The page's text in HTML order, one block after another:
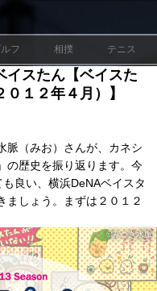
フ 相撲 テニス
スたん【ベイスた
１２年４月）】
脈（みお）さんが、カネシ
の歴史を振り返ります。今
良い、横浜DeNAベイスタ
ましょう。まずは２０１２
©みづき水脈